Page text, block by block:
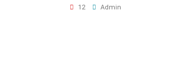
Berasal Dari PT Smelting
12 Admin